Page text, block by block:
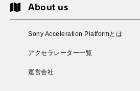
About us
Sony Acceleration Platformとは
アクセラレーター一覧
運営会社